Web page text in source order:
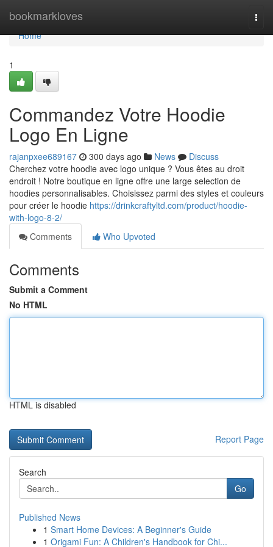
bookmarkloves
Home
Home
1
Commandez Votre Hoodie
Logo En Ligne
rajanpxee689167 300 days ago News
Discuss
Cherchez votre hoodie avec logo unique ? Vous êtes au droit
endroit ! Notre boutique en ligne offre une large selection de
hoodies personnalisables. Choisissez parmi des styles et couleurs
pour créer le hoodie https://drinkcraftyltd.com/product/hoodie-
with-logo-8-2/
Comments
Who Upvoted
Comments
Submit a Comment
No HTML
HTML is disabled
Report Page
Search
Go
Published News
1 Smart Home Devices: A Beginner's Guide
1 Origami Fun: A Children's Handbook for Chi...